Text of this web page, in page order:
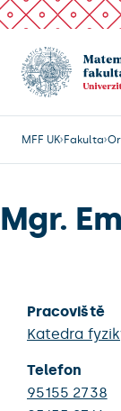
MFF UK Fakulta
Mgr.
Pracoviště
Katedra
Telefon
95155 2738